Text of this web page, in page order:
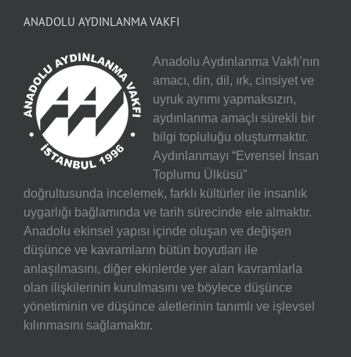
ANADOLU AYDINLANMA VAKFI
Anadolu Aydınlanma Vakfı’nın
amacı, din, dil, ırk, cinsiyet ve
uyruk ayrımı yapmaksızın,
aydınlanma amaçlı sürekli bir
bilgi topluluğu oluşturmaktır.
Aydınlanmayı “Evrensel İnsan
Toplumu Ülküsü”
doğrultusunda incelemek, farklı kültürler ile insanlık
uygarlığı bağlamında ve tarih sürecinde ele almaktır.
Anadolu ekinsel yapısı içinde oluşan ve değişen
düşünce ve kavramların bütün boyutları ile
anlaşılmasını, diğer ekinlerde yer alan kavramlarla
olan ilişkilerinin kurulmasını ve böylece düşünce
yönetiminin ve düşünce aletlerinin tanımlı ve işlevsel
kılınmasını sağlamaktır.